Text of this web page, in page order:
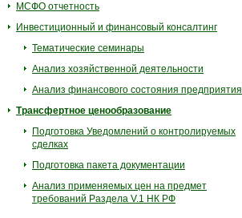
МСФО отчетность
Инвестиционный и финансовый консалтинг
Тематические семинары
Анализ хозяйственной деятельности
Анализ финансового состояния предприятия
Трансфертное ценообразование
Подготовка Уведомлений о контролируемых
сделках
Подготовка пакета документации
Анализ применяемых цен на предмет
требований Раздела V.1 НК РФ